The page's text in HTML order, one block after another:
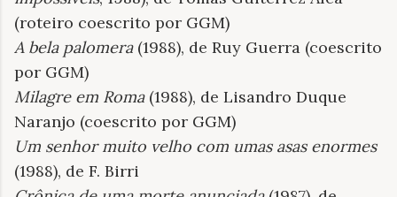
(roteiro coescrito por GGM)
A bela palomera(1988), de Ruy Guerra (coescrito
por GGM)
Milagre em Roma(1988), de Lisandro Duque
Naranjo (coescrito por GGM)
Um senhor muito velho com umas asas enormes
(1988), de F. Birri